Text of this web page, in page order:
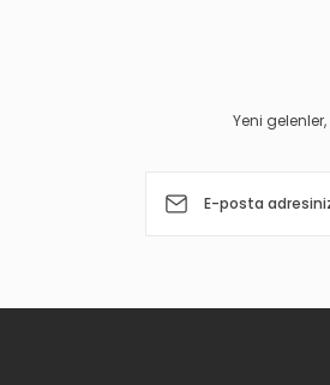
Yeni